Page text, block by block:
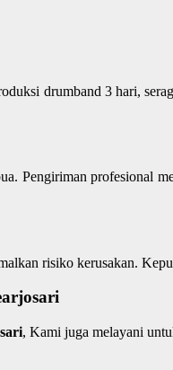
drumband 3 hari,
Pengiriman profesional
risiko kerusakan.
, Kami juga melayani